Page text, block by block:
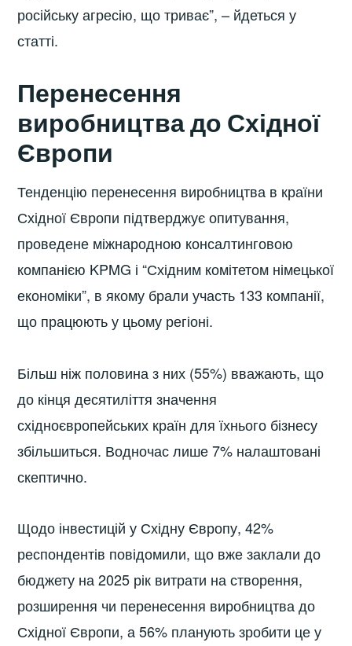
російську агресію, що триває”, – йдеться у
статті.
Перенесення
виробництва до Східної
Європи
Тенденцію перенесення виробництва в країни
Східної Європи підтверджує опитування,
проведене міжнародною консалтинговою
компанією KPMG і “Східним комітетом німецької
економіки”, в якому брали участь 133 компанії,
що працюють у цьому регіоні.
Більш ніж половина з них (55%) вважають, що
до кінця десятиліття значення
східноєвропейських країн для їхнього бізнесу
збільшиться. Водночас лише 7% налаштовані
скептично.
Щодо інвестицій у Східну Європу, 42%
респондентів повідомили, що вже заклали до
бюджету на 2025 рік витрати на створення,
розширення чи перенесення виробництва до
Східної Європи, а 56% планують зробити це у